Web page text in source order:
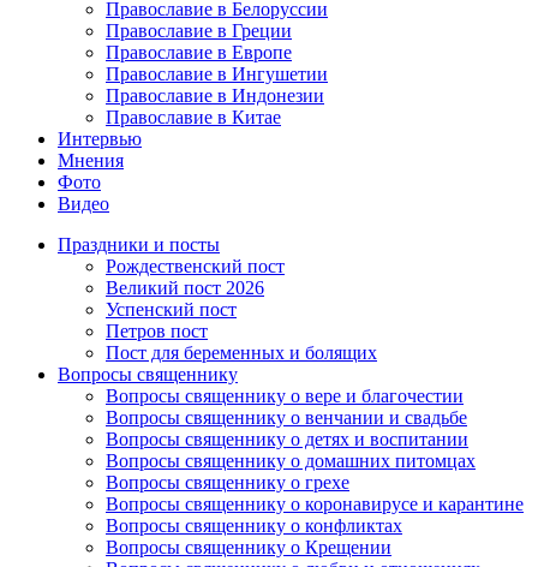
Православие в Белоруссии
Православие в Греции
Православие в Европе
Православие в Ингушетии
Православие в Индонезии
Православие в Китае
Интервью
Мнения
Фото
Видео
Праздники и посты
Рождественский пост
Великий пост 2026
Успенский пост
Петров пост
Пост для беременных и болящих
Вопросы священнику
Вопросы священнику о вере и благочестии
Вопросы священнику о венчании и свадьбе
Вопросы священнику о детях и воспитании
Вопросы священнику о домашних питомцах
Вопросы священнику о грехе
Вопросы священнику о коронавирусе и карантине
Вопросы священнику о конфликтах
Вопросы священнику о Крещении